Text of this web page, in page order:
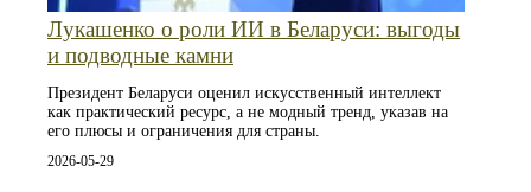
Лукашенко о роли ИИ в Беларуси: выгоды
и подводные камни
Президент Беларуси оценил искусственный интеллект
как практический ресурс, а не модный тренд, указав на
его плюсы и ограничения для страны.
2026-05-29